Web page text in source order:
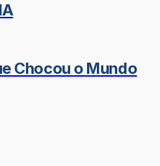
Chocou o Mundo